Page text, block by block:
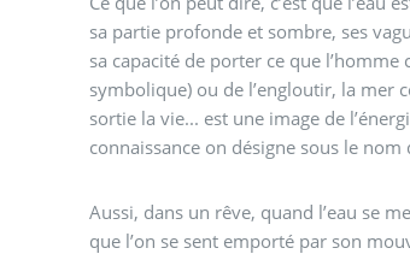
sa partie profonde et sombre, ses
sa capacité de porter ce que
symbolique) ou de l’engloutir, la mer
sortie la vie... est une image de
connaissance on désigne sous le nom
Aussi, dans un rêve, quand l’eau se
que l’on se sent emporté par son